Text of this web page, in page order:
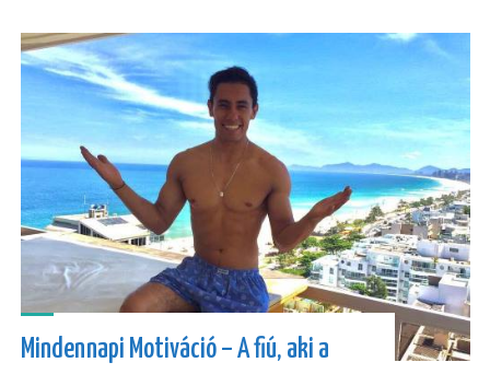
Mindennapi Motiváció – A fiú, aki a